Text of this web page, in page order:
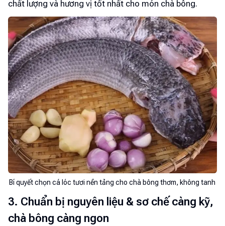
chất lượng và hương vị tốt nhất cho món chà bông.
Bí quyết chọn cá lóc tươi nền tảng cho chà bông thơm, không tanh
3. Chuẩn bị nguyên liệu & sơ chế càng kỹ,
chà bông càng ngon